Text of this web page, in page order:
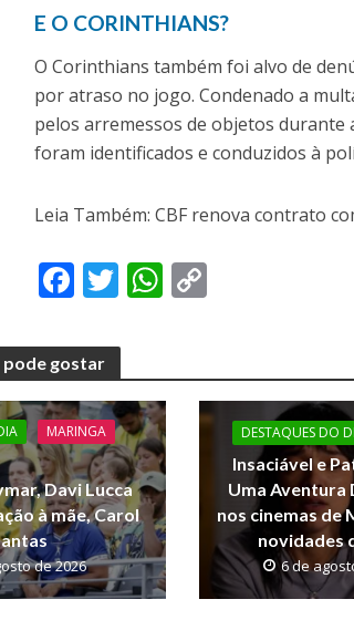
E O CORINTHIANS?
O Corinthians também foi alvo de
por atraso no jogo. Condenado a
pelos arremessos de objetos durante
foram identificados e conduzidos à
Leia Também: CBF renova contrato
F
e
b
o
o
k
T
itt
er
W
s
A
p
p
y
Li
pode gostar
MARINGA
Davi Lucca
à mãe, Carol
de 2026
DESTAQUES DO
Insaciável e
Uma Aventura
nos cinemas de
novidades
6 de